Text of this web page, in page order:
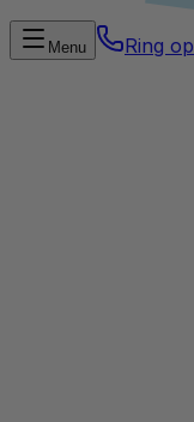
Menu Ring op